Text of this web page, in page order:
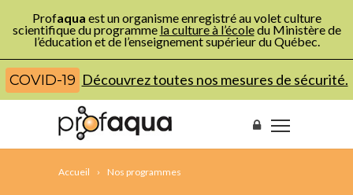
Profaqua est un organisme enregistré au volet culture
scientifique du programme la culture à l’écoledu Ministère de
l’éducation et de l’enseignement supérieur du Québec.
COVID-19 Découvrez toutes nos mesures de sécurité.
Accueil Nos programmes